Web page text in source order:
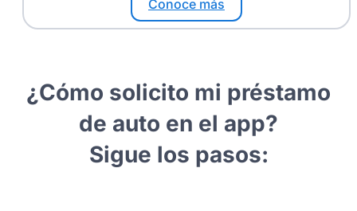
Conoce más
¿Cómo solicito mi préstamo
de auto en el app?
Sigue los pasos: